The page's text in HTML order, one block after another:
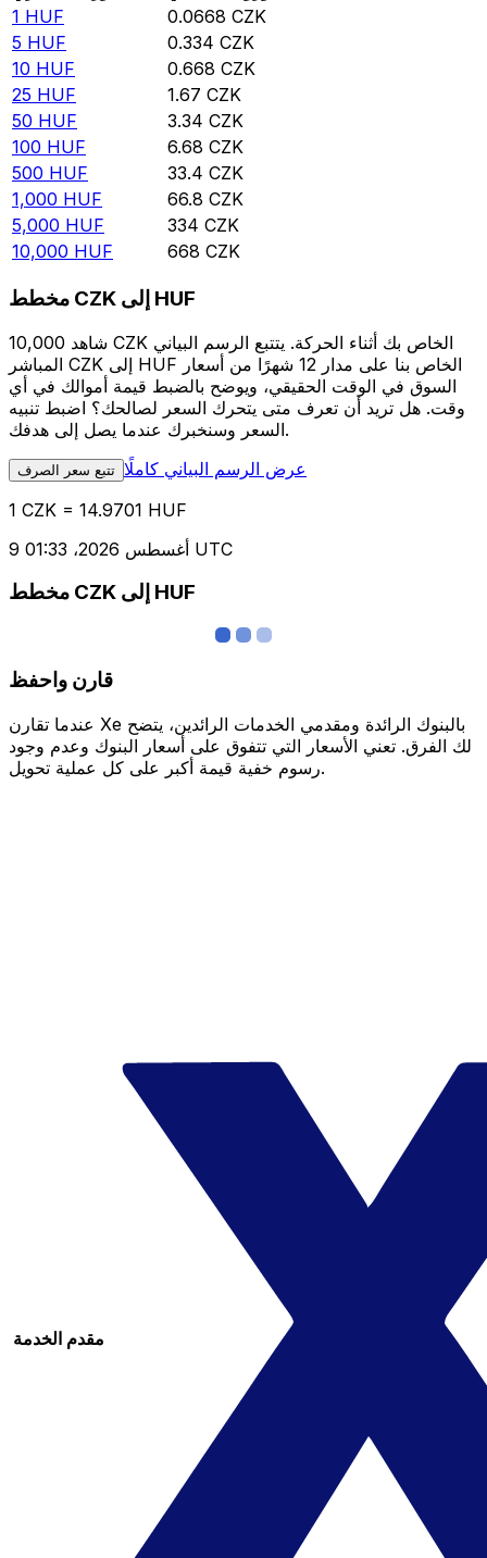
1 HUF 0.0668 CZK
5 HUF 0.334 CZK
10 HUF 0.668 CZK
25 HUF 1.67 CZK
50 HUF 3.34 CZK
100 HUF 6.68 CZK
500 HUF 33.4 CZK
1,000 HUF 66.8 CZK
5,000 HUF 334 CZK
10,000 HUF 668 CZK
مخطط CZK إلى HUF
شاهد 10,000 CZK الخاص بك أثناء الحركة. يتتبع الرسم البياني
المباشر CZK إلى HUF الخاص بنا على مدار 12 شهرًا من أسعار
السوق في الوقت الحقيقي، ويوضح بالضبط قيمة أموالك في أي
وقت. هل تريد أن تعرف متى يتحرك السعر لصالحك؟ اضبط تنبيه
السعر وسنخبرك عندما يصل إلى هدفك.
تتبع سعر الصرف عرض الرسم البياني كاملًا
1 CZK = 14.9701 HUF
9 أغسطس 2026، 01:33 UTC
مخطط CZK إلى HUF
قارن واحفظ
عندما تقارن Xe بالبنوك الرائدة ومقدمي الخدمات الرائدين، يتضح
لك الفرق. تعني الأسعار التي تتفوق على أسعار البنوك وعدم وجود
رسوم خفية قيمة أكبر على كل عملية تحويل.
مقدم الخدمة